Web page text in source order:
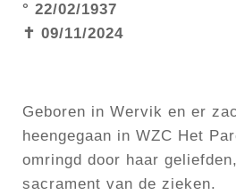
° 22/02/1937
✝ 09/11/2024
Geboren in Wervik en er
heengegaan in WZC Het
omringd door haar
sacrament van de zieken.